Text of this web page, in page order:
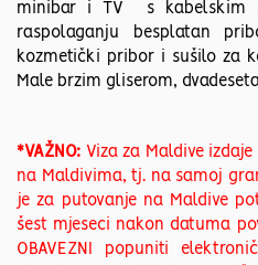
minibar i TV s kabelskim
raspolaganju besplatan
kozmetički pribor i sušilo za
Male brzim gliserom,
*VAŽNO: Viza za Maldive
na Maldivima, tj. na samoj
je za putovanje na Maldive
šest mjeseci nakon datuma
OBAVEZNI popuniti